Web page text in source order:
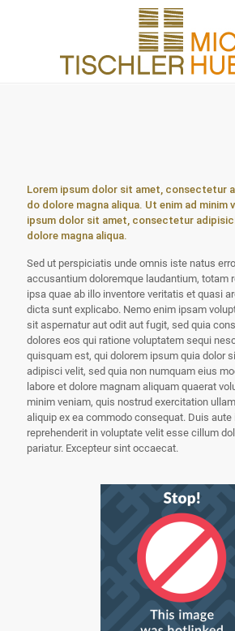
Lorem ipsum dolor sit amet, consectetur
do dolore magna aliqua. Ut enim ad minim
ipsum dolor sit amet, consectetur
dolore magna aliqua.
Sed ut perspiciatis unde omnis iste natus
accusantium doloremque laudantium, totam
ipsa quae ab illo inventore veritatis et quasi
dicta sunt explicabo. Nemo enim ipsam
sit aspernatur aut odit aut fugit, sed quia
dolores eos qui ratione voluptatem sequi
quisquam est, qui dolorem ipsum quia dolor
adipisci velit, sed quia non numquam eius
labore et dolore magnam aliquam quaerat
minim veniam, quis nostrud exercitation
aliquip ex ea commodo consequat. Duis aute
reprehenderit in voluptate velit esse cillum
pariatur. Excepteur sint occaecat.